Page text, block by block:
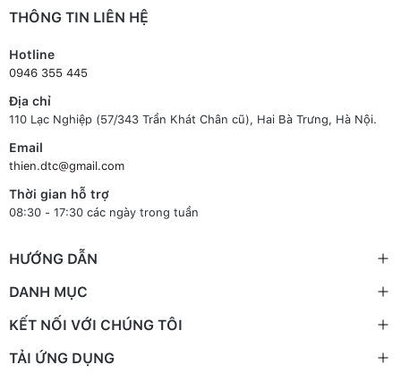
THÔNG TIN LIÊN HỆ
Hotline
0946 355 445
Địa chỉ
110 Lạc Nghiệp (57/343 Trần Khát Chân cũ), Hai Bà Trưng, Hà Nội.
Email
thien.dtc@gmail.com
Thời gian hỗ trợ
08:30 - 17:30 các ngày trong tuần
HƯỚNG DẪN
DANH MỤC
KẾT NỐI VỚI CHÚNG TÔI
TẢI ỨNG DỤNG